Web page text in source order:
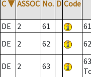
C ▼ ASSOC No. D Code
DE 2 61
DE
2 62
DE 2 63